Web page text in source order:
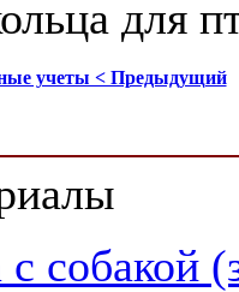
для
учеты < Предыдущий
собакой